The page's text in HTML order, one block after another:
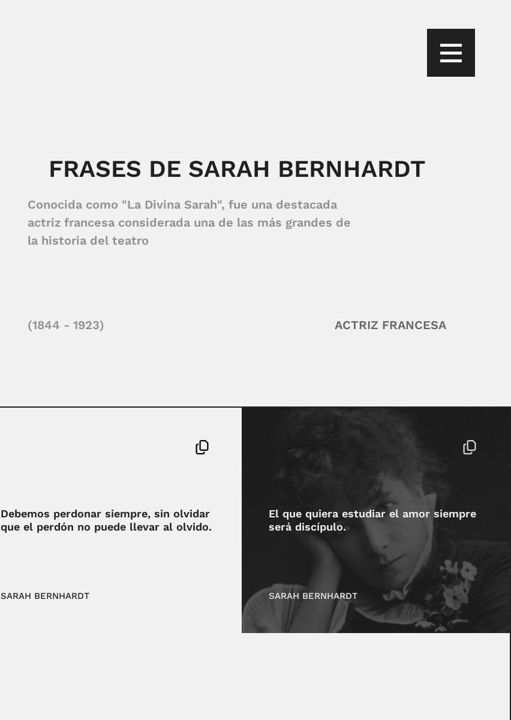
FRASES DE SARAH BERNHARDT
Conocida como "La Divina Sarah", fue una destacada
actriz francesa considerada una de las más grandes de
la historia del teatro
(1844 - 1923) ACTRIZ FRANCESA
Debemos perdonar siempre, sin olvidar
que el perdón no puede llevar al olvido.
SARAH BERNHARDT
El que quiera estudiar el amor siempre
será discípulo.
SARAH BERNHARDT